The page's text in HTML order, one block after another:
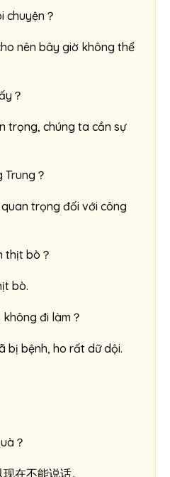
chuyện？
nên bây giờ không thể
？
trọng, chúng ta cần sự
？
trọng đối với công
thịt bò？
bò.
đi làm？
bị bệnh, ho rất dữ dội.
？
在不能说话。